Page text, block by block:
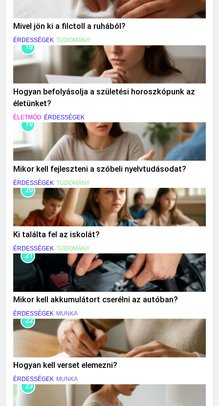
Mivel jön ki a filctoll a ruhából?
ÉRDESSÉGEK TUDOMÁNY
18
Hogyan befolyásolja a születési horoszkópunk az
életünket?
ÉLETMÓD ÉRDESSÉGEK
19
Mikor kell fejleszteni a szóbeli nyelvtudásodat?
ÉRDESSÉGEK TUDOMÁNY
20
Ki találta fel az iskolát?
ÉRDESSÉGEK TUDOMÁNY
21
Mikor kell akkumulátort cserélni az autóban?
ÉRDESSÉGEK MUNKA
22
Hogyan kell verset elemezni?
ÉRDESSÉGEK MUNKA
23